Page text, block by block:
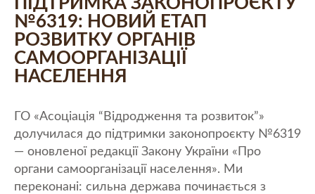
№6319: НОВИЙ ЕТАП
РОЗВИТКУ ОРГАНІВ
САМООРГАНІЗАЦІЇ
НАСЕЛЕННЯ
ГО «Асоціація “Відродження та розвиток”»
долучилася до підтримки законопроєкту №6319
— оновленої редакції Закону України «Про
органи самоорганізації населення». Ми
переконані: сильна держава починається з